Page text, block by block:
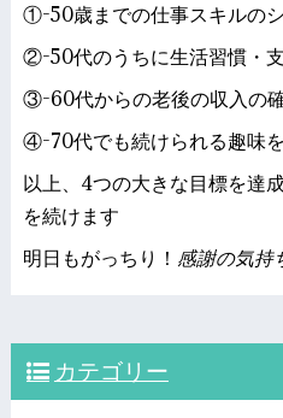
①-50歳までの仕事スキルの
②-50代のうちに生活習慣・
③-60代からの老後の収入の
④-70代でも続けられる趣味
以上、4つの大きな目標を達
を続けます
明日もがっちり！ 感謝の気持
カテゴリー